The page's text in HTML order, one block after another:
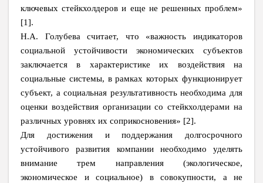
ключевых стейкхолдеров и еще не решенных проблем»
[1].
Н.А. Голубева считает, что «важность индикаторов
социальной устойчивости экономических субъектов
заключается в характеристике их воздействия на
социальные системы, в рамках которых функционирует
субъект, а социальная результативность необходима для
оценки воздействия организации со стейкхолдерами на
различных уровнях их соприкосновения» [2].
Для достижения и поддержания долгосрочного
устойчивого развития компании необходимо уделять
внимание трем направления (экологическое,
экономическое и социальное) в совокупности, а не